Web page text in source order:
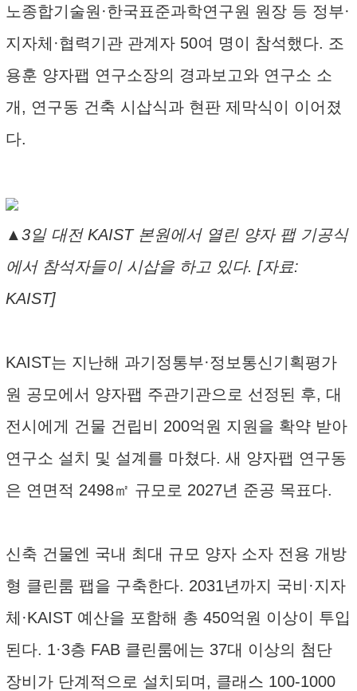
노종합기술원·한국표준과학연구원 원장 등 정부·
지자체·협력기관 관계자 50여 명이 참석했다. 조
용훈 양자팹 연구소장의 경과보고와 연구소 소
개, 연구동 건축 시삽식과 현판 제막식이 이어졌
다.
▲3일 대전 KAIST 본원에서 열린 양자 팹 기공식
에서 참석자들이 시삽을 하고 있다. [자료:
KAIST]
KAIST는 지난해 과기정통부·정보통신기획평가
원 공모에서 양자팹 주관기관으로 선정된 후, 대
전시에게 건물 건립비 200억원 지원을 확약 받아
연구소 설치 및 설계를 마쳤다. 새 양자팹 연구동
은 연면적 2498㎡ 규모로 2027년 준공 목표다.
신축 건물엔 국내 최대 규모 양자 소자 전용 개방
형 클린룸 팹을 구축한다. 2031년까지 국비·지자
체·KAIST 예산을 포함해 총 450억원 이상이 투입
된다. 1·3층 FAB 클린룸에는 37대 이상의 첨단
장비가 단계적으로 설치되며, 클래스 100-1000